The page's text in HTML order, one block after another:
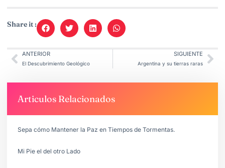
Share it :
ANTERIOR
El Descubrimiento Geológico
SIGUIENTE
Argentina y su tierras raras
Articulos Relacionados
Sepa cómo Mantener la Paz en Tiempos de Tormentas.
Mi Pie el del otro Lado